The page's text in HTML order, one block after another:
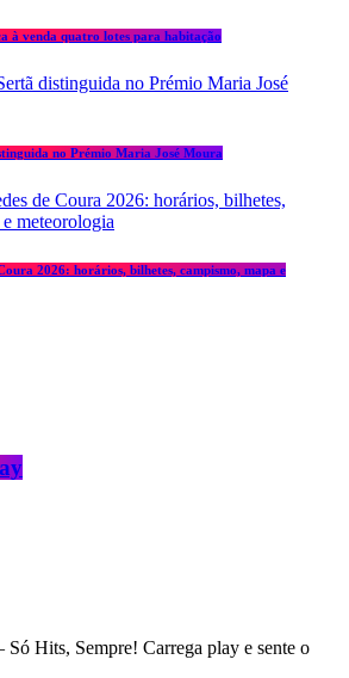
à venda quatro lotes para habitação
no Prémio Maria José Moura
2026: horários, bilhetes, campismo, mapa e
Hits, Sempre! Carrega play e sente o